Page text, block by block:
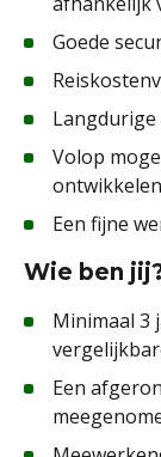
Goede
Volop
ontwikkelen
Een fijne
Wie ben
Minimaal 3
Een